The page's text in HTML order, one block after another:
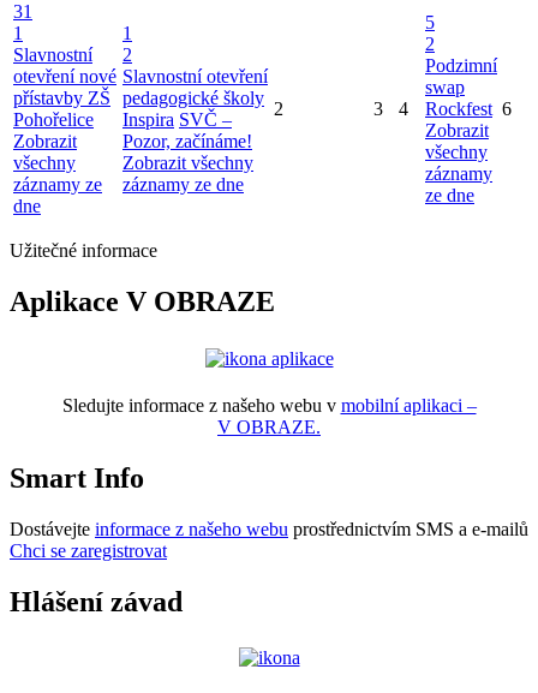
31
1
Slavnostní
otevření nové
přístavby ZŠ
Pohořelice
Zobrazit
všechny
záznamy ze
dne
1
2
Slavnostní otevření
pedagogické školy
Inspira SVČ –
Pozor, začínáme!
Zobrazit všechny
záznamy ze dne
2 3 4
5
2
Podzimní
swap
Rockfest
Zobrazit
všechny
záznamy
ze dne
6
Užitečné informace
Aplikace V OBRAZE
Sledujte informace z našeho webu v mobilní aplikaci –
V OBRAZE.
Smart Info
Dostávejte informace z našeho webu prostřednictvím SMS a e-mailů
Chci se zaregistrovat
Hlášení závad